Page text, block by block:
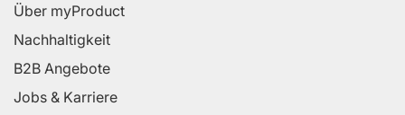
Über myProduct
Nachhaltigkeit
B2B Angebote
Jobs & Karriere